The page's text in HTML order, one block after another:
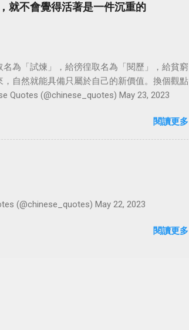
就不會覺得活著是一件沉重的
為「試煉」，給徬徨取名為「閱歷」，給貧窮
自然就能具備只屬於自己的新價值。換個觀點
Quotes (@chinese_quotes) May 23, 2023
閱讀更多
(@chinese_quotes) May 22, 2023
閱讀更多